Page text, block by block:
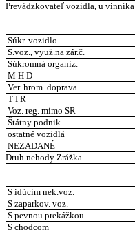
Prevádzkovateľ vozidla, u vinníka
Súkr. vozidlo
S.voz., využ.na zár.č.
Súkromná organiz.
M H D
Ver. hrom. doprava
T I R
Voz. reg. mimo SR
Štátny podnik
ostatné vozidlá
NEZADANÉ
Druh nehody Zrážka
S idúcim nek.voz.
S zaparkov. voz.
S pevnou prekážkou
S chodcom